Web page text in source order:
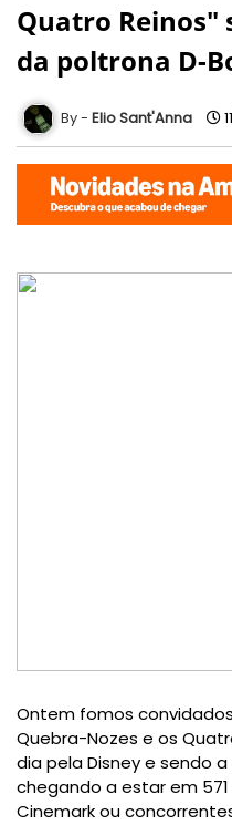
Quatro Reinos"
da poltrona D-
Elio Sant'Anna
Ontem fomos
Quebra-Nozes e os
dia pela Disney e sendo
chegando a estar em
Cinemark ou